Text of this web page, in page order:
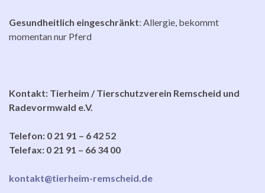
Gesundheitlich eingeschränkt: Allergie, bekommt
momentan nur Pferd
Kontakt: Tierheim / Tierschutzverein Remscheid und
Radevormwald e.V.
Telefon: 0 21 91 – 6 42 52
Telefax: 0 21 91 – 66 34 00
kontakt@tierheim-remscheid.de